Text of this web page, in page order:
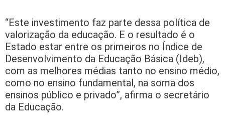
“Este investimento faz parte dessa política de
valorização da educação. E o resultado é o
Estado estar entre os primeiros no Índice de
Desenvolvimento da Educação Básica (Ideb),
com as melhores médias tanto no ensino médio,
como no ensino fundamental, na soma dos
ensinos público e privado”, afirma o secretário
da Educação.